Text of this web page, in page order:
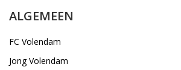
ALGEMEEN
FC Volendam
Jong Volendam